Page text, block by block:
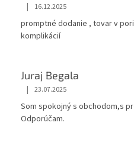
| 16.12.2025
promptné dodanie , tovar v
komplikácií
Juraj Begala
| 23.07.2025
Som spokojný s obchodom,s
Odporúčam.